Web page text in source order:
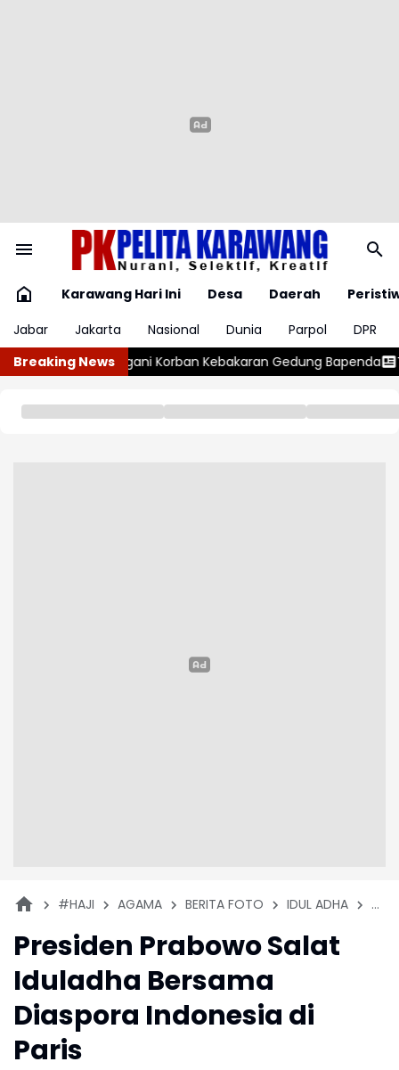
Karawang Hari Ini Desa Daerah
Jabar
Jakarta Nasional Dunia Parpol
DPR
Breaking News
Bapenda Tiga Gudang Miras Digerebek, Polisi Temukan
#HAJI AGAMA BERITA FOTO IDUL ADHA
Presiden Prabowo Salat
Iduladha Bersama
Diaspora Indonesia di
Paris